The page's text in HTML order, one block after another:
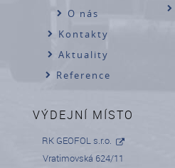
O nás
Kontakty
Aktuality
Reference
VÝDEJNÍ MÍSTO
RK GEOFOL s.r.o.
Vratimovská 624/11